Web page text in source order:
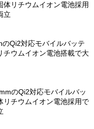
リチウムイオン電池採用
立
Qi2対応モバイルバッテ
ウムイオン電池搭載で大
のQi2対応モバイルバッ
チウムイオン電池採用で